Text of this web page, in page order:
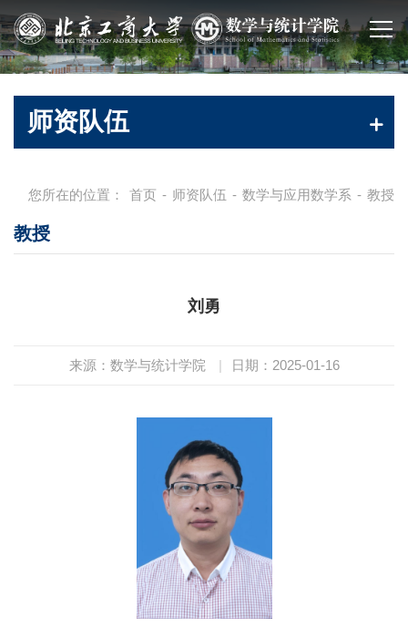
师资队伍
您所在的位置： 首页 - 师资队伍 - 数学与应用数学系 - 教授
教授
刘勇
来源：数学与统计学院 | 日期：2025-01-16